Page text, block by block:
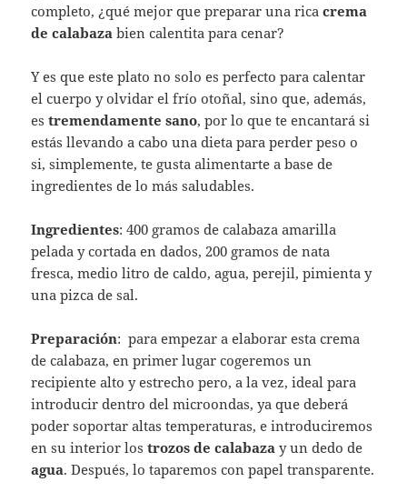
completo, ¿qué mejor que preparar una ricacrema
de calabaza bien calentita para cenar?
Y es que este plato no solo es perfecto para calentar
el cuerpo y olvidar el frío otoñal, sino que, además,
estremendamente sano, por lo que te encantará si
estás llevando a cabo una dieta para perder peso o
si, simplemente, te gusta alimentarte a base de
ingredientes de lo más saludables.
Ingredientes: 400 gramos de calabaza amarilla
pelada y cortada en dados, 200 gramos de nata
fresca, medio litro de caldo, agua, perejil, pimienta y
una pizca de sal.
Preparación: para empezar a elaborar esta crema
de calabaza, en primer lugar cogeremos un
recipiente alto y estrecho pero, a la vez, ideal para
introducir dentro del microondas, ya que deberá
poder soportar altas temperaturas, e introduciremos
en su interior lostrozos de calabaza y un dedo de
agua. Después, lo taparemos con papel transparente.